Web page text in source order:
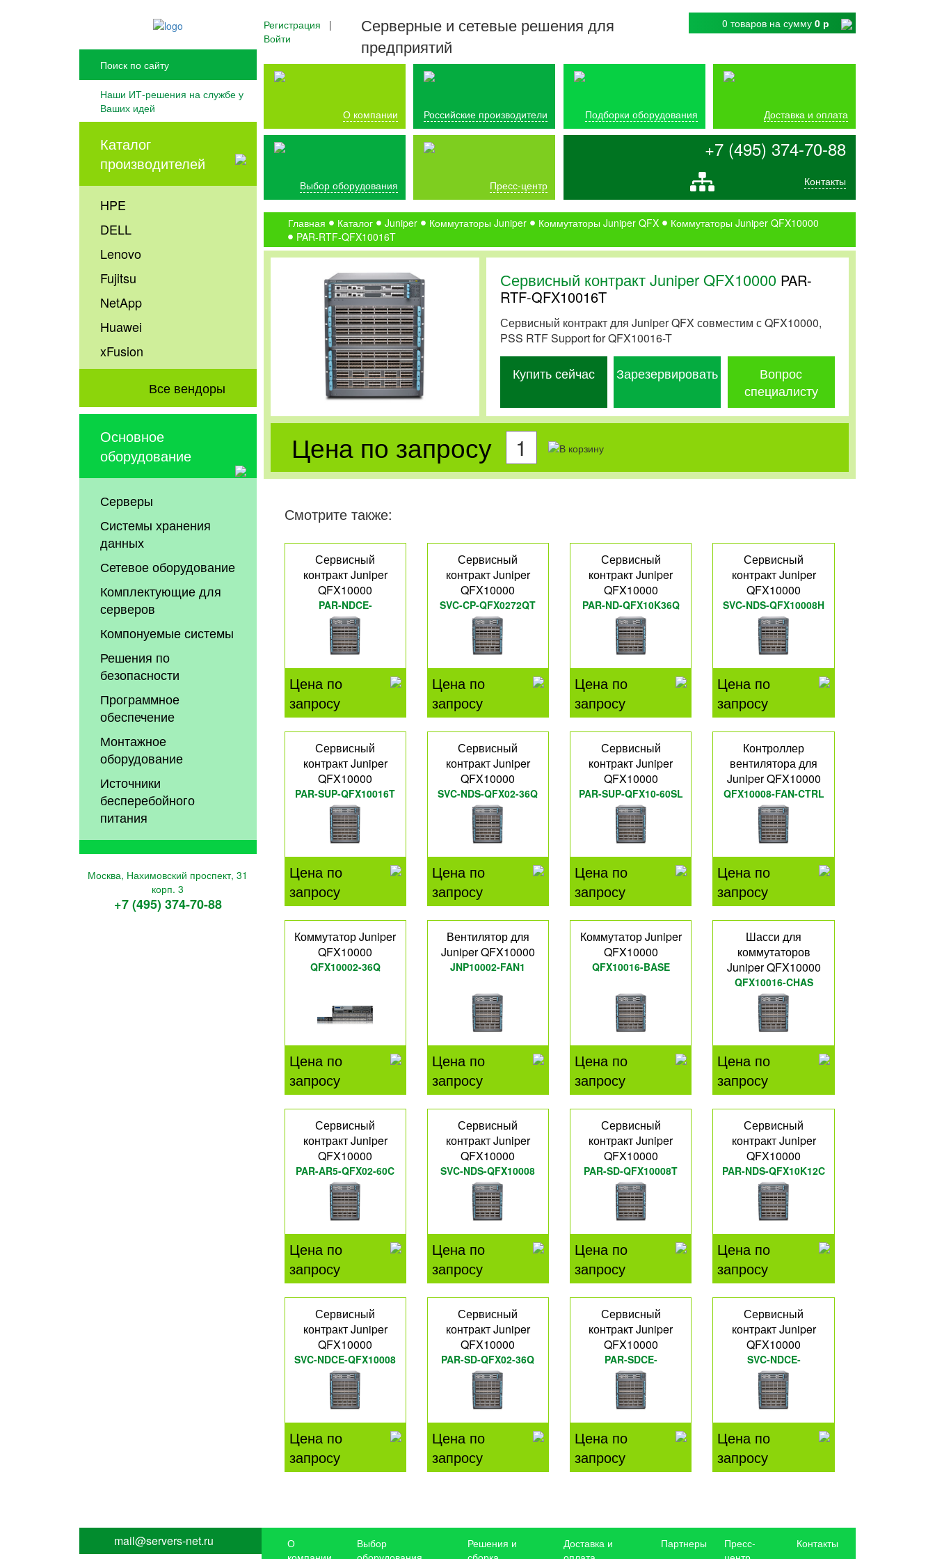
Наши ИТ-решения на службе у
Ваших идей
Каталог
производителей
HPE
DELL
Lenovo
Fujitsu
NetApp
Huawei
xFusion
Все вендоры
Основное
оборудование
Серверы
Системы хранения
данных
Сетевое оборудование
Комплектующие для
серверов
Компонуемые системы
Решения по
безопасности
Программное
обеспечение
Монтажное
оборудование
Источники
бесперебойного
питания
Москва, Нахимовский проспект, 31
корп. 3
+7 (495) 374-70-88
Регистрация |
Войти
Серверные и сетевые решения для
предприятий
0 товаров на сумму 0 р
О компании Российские производители Подборки оборудования Доставка и оплата
Выбор оборудования Пресс-центр
+7 (495) 374-70-88
Контакты
Главная Каталог Juniper Коммутаторы Juniper Коммутаторы Juniper QFX
Коммутаторы Juniper QFX10000
PAR-RTF-QFX10016T
Сервисный контракт Juniper QFX10000 PAR-
RTF-QFX10016T
Сервисный контракт для Juniper QFX совместим с QFX10000,
PSS RTF Support for QFX10016-T
Купить сейчас Зарезервировать
Вопрос
специалисту
Цена по запросу
Смотрите также:
Сервисный
контракт Juniper
QFX10000
PAR-NDCE-
QFX10K12C
Цена по
запросу
Сервисный
контракт Juniper
QFX10000
SVC-CP-QFX0272QT
Цена по
запросу
Сервисный
контракт Juniper
QFX10000
PAR-ND-QFX10K36Q
Цена по
запросу
Сервисный
контракт Juniper
QFX10000
SVC-NDS-QFX10008H
Цена по
запросу
Сервисный
контракт Juniper
QFX10000
PAR-SUP-QFX10016T
Цена по
запросу
Сервисный
контракт Juniper
QFX10000
SVC-NDS-QFX02-36Q
Цена по
запросу
Сервисный
контракт Juniper
QFX10000
PAR-SUP-QFX10-60SL
Цена по
запросу
Контроллер
вентилятора для
Juniper QFX10000
QFX10008-FAN-CTRL
Цена по
запросу
Коммутатор Juniper
QFX10000
QFX10002-36Q
Цена по
запросу
Вентилятор для
Juniper QFX10000
JNP10002-FAN1
Цена по
запросу
Коммутатор Juniper
QFX10000
QFX10016-BASE
Цена по
запросу
Шасси для
коммутаторов
Juniper QFX10000
QFX10016-CHAS
Цена по
запросу
Сервисный
контракт Juniper
QFX10000
PAR-AR5-QFX02-60C
Цена по
запросу
Сервисный
контракт Juniper
QFX10000
SVC-NDS-QFX10008
Цена по
запросу
Сервисный
контракт Juniper
QFX10000
PAR-SD-QFX10008T
Цена по
запросу
Сервисный
контракт Juniper
QFX10000
PAR-NDS-QFX10K12C
Цена по
запросу
Сервисный
контракт Juniper
QFX10000
SVC-NDCE-QFX10008
Цена по
запросу
Сервисный
контракт Juniper
QFX10000
PAR-SD-QFX02-36Q
Цена по
запросу
Сервисный
контракт Juniper
QFX10000
PAR-SDCE-
QFX10K36Q
Цена по
запросу
Сервисный
контракт Juniper
QFX10000
SVC-NDCE-
QFX10K12C
Цена по
запросу
mail@servers-net.ru
О
Выбор
Решения и
Доставка и
Партнеры
Пресс-
Контакты